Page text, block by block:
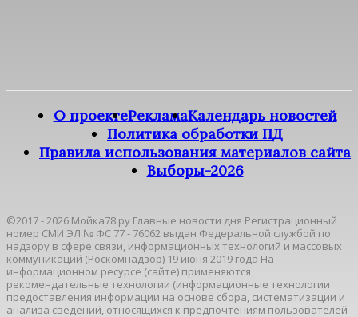
О проектеРекламаКалендарь новостей
Политика обработки ПД
Правила использования материалов сайта
Выборы-2026
©2017 - 2026 Мойка78.ру Главные новости дня Регистрационный
номер СМИ ЭЛ № ФС 77 - 76062 выдан Федеральной службой по
надзору в сфере связи, информационных технологий и массовых
коммуникаций (Роскомнадзор) 19 июня 2019 года На
информационном ресурсе (сайте) применяются
рекомендательные технологии (информационные технологии
предоставления информации на основе сбора, систематизации и
анализа сведений, относящихся к предпочтениям пользователей